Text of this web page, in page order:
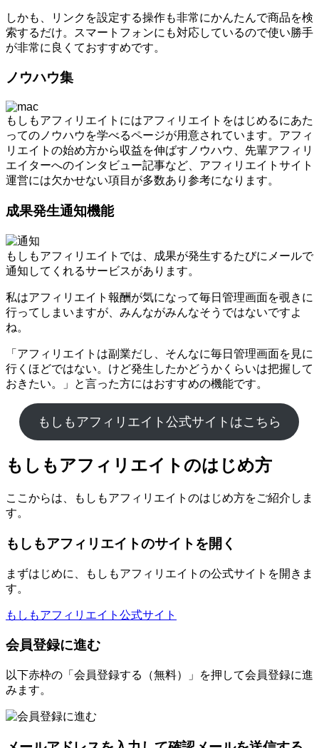
しかも、リンクを設定する操作も非常にかんたんで商品を検
索するだけ。スマートフォンにも対応しているので使い勝手
が非常に良くておすすめです。
ノウハウ集
もしもアフィリエイトにはアフィリエイトをはじめるにあた
ってのノウハウを学べるページが用意されています。アフィ
リエイトの始め方から収益を伸ばすノウハウ、先輩アフィリ
エイターへのインタビュー記事など、アフィリエイトサイト
運営には欠かせない項目が多数あり参考になります。
成果発生通知機能
もしもアフィリエイトでは、成果が発生するたびにメールで
通知してくれるサービスがあります。
私はアフィリエイト報酬が気になって毎日管理画面を覗きに
行ってしまいますが、みんながみんなそうではないですよ
ね。
「アフィリエイトは副業だし、そんなに毎日管理画面を見に
行くほどではない。けど発生したかどうかくらいは把握して
おきたい。」と言った方にはおすすめの機能です。
もしもアフィリエイト公式サイトはこちら
もしもアフィリエイトのはじめ方
ここからは、もしもアフィリエイトのはじめ方をご紹介しま
す。
もしもアフィリエイトのサイトを開く
まずはじめに、もしもアフィリエイトの公式サイトを開きま
す。
もしもアフィリエイト公式サイト
会員登録に進む
以下赤枠の「会員登録する（無料）」を押して会員登録に進
みます。